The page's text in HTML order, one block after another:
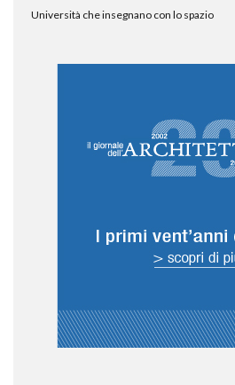
Università che insegnano con lo spazio